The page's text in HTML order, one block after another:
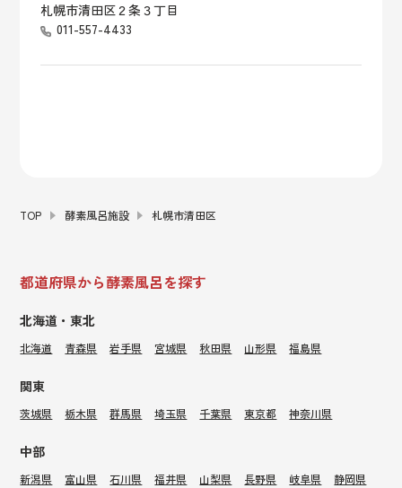
札幌市清田区２条３丁目
011-557-4433
TOP 酵素風呂施設 札幌市清田区
都道府県から酵素風呂を探す
北海道・東北
北海道 青森県 岩手県 宮城県 秋田県 山形県 福島県
関東
茨城県 栃木県 群馬県 埼玉県 千葉県 東京都 神奈川県
中部
新潟県 富山県 石川県 福井県 山梨県 長野県 岐阜県
静岡県